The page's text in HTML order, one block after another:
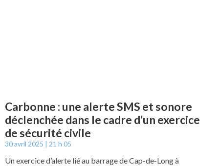
Carbonne : une alerte SMS et sonore
déclenchée dans le cadre d’un exercice
de sécurité civile
30 avril 2025 21 h 05
Un exercice d’alerte lié au barrage de Cap-de-Long à